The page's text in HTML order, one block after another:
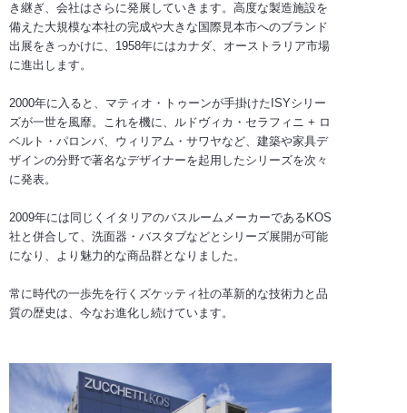
き継ぎ、会社はさらに発展していきます。高度な製造施設を
備えた大規模な本社の完成や大きな国際見本市へのブランド
出展をきっかけに、1958年にはカナダ、オーストラリア市場
に進出します。
2000年に入ると、マティオ・トゥーンが手掛けたISYシリー
ズが一世を風靡。これを機に、ルドヴィカ・セラフィニ + ロ
ベルト・パロンバ、ウィリアム・サワヤなど、建築や家具デ
ザインの分野で著名なデザイナーを起用したシリーズを次々
に発表。
2009年には同じくイタリアのバスルームメーカーであるKOS
社と併合して、洗面器・バスタブなどとシリーズ展開が可能
になり、より魅力的な商品群となりました。
常に時代の一歩先を行くズケッティ社の革新的な技術力と品
質の歴史は、今なお進化し続けています。